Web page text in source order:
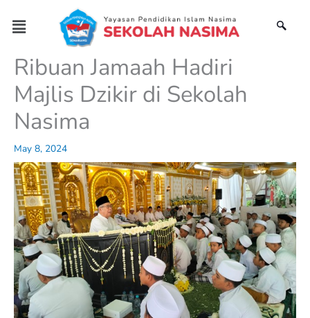
content
Menu
Ribuan Jamaah Hadiri
Majlis Dzikir di Sekolah
Nasima
May 8, 2024